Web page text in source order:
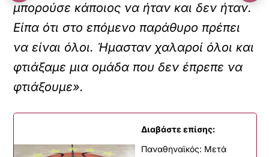
μπορούσε κάποιος να ήταν και δεν ήταν.
Είπα ότι στο επόμενο παράθυρο πρέπει
να είναι όλοι. Ήμασταν χαλαροί όλοι και
φτιάξαμε μια ομάδα που δεν έπρεπε να
φτιάξουμε».
Διαβάστε επίσης:
Παναθηναϊκός: Μετά